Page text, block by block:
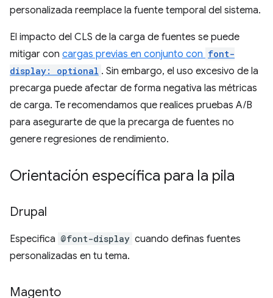
personalizada reemplace la fuente temporal del sistema.
El impacto del CLS de la carga de fuentes se puede
mitigar con cargas previas en conjunto con font-
display: optional . Sin embargo, el uso excesivo de la
precarga puede afectar de forma negativa las métricas
de carga. Te recomendamos que realices pruebas A/B
para asegurarte de que la precarga de fuentes no
genere regresiones de rendimiento.
Orientación específica para la pila
Drupal
Especifica @font-display cuando definas fuentes
personalizadas en tu tema.
Magento